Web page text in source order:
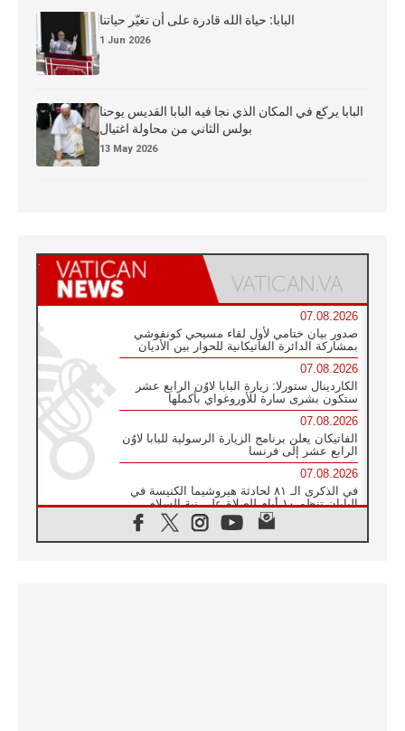
البابا: حياة الله قادرة على أن تغيّر حياتنا
1 Jun 2026
البابا يركع في المكان الذي نجا فيه البابا القديس يوحنا
بولس الثاني من محاولة اغتيال
13 May 2026
07.08.2026
صدور بيان ختامي لأول لقاء مسيحي كونفوشي
بمشاركة الدائرة الفاتيكانية للحوار بين الأديان
07.08.2026
الكاردينال ستورلا: زيارة البابا لاوُن الرابع عشر
ستكون بشرى سارة للأوروغواي بأكملها
07.08.2026
الفاتيكان يعلن برنامج الزيارة الرسولية للبابا لاوُن
الرابع عشر إلى فرنسا
07.08.2026
في الذكرى الـ ٨١ لحادثة هيروشيما الكنيسة في
اليابان تنظم ١٠ أيام للصلاة على نية السلام
الكنيسة في الأوروغواي: زيارة البابا ستعزز